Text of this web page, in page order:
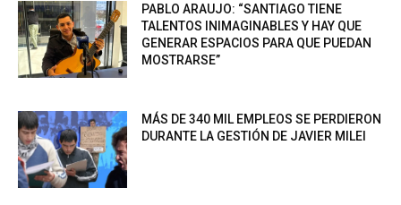
PABLO ARAUJO: “SANTIAGO TIENE
TALENTOS INIMAGINABLES Y HAY QUE
GENERAR ESPACIOS PARA QUE PUEDAN
MOSTRARSE”
MÁS DE 340 MIL EMPLEOS SE PERDIERON
DURANTE LA GESTIÓN DE JAVIER MILEI